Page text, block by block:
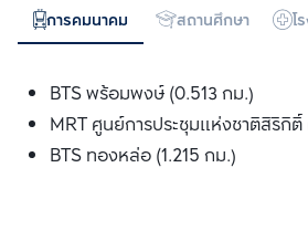
การคมนาคม สถานศึกษา โ
BTS พร้อมพงษ์ (0.513 กม.)
MRT ศูนย์การประชุมแห่งชาติสิริกิติ์
BTS ทองหล่อ (1.215 กม.)